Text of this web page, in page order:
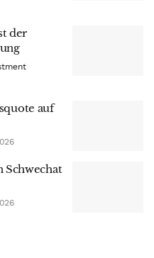
der
auf
Schwechat